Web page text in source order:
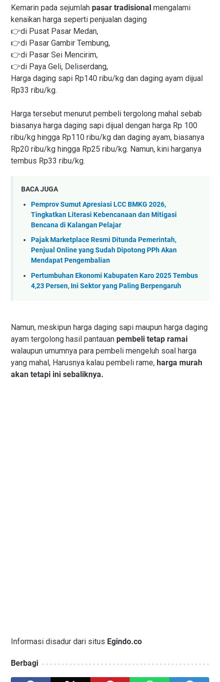
Kemarin pada sejumlah pasar tradisional mengalami
kenaikan harga seperti penjualan daging
👉di Pusat Pasar Medan,
👉di Pasar Gambir Tembung,
👉di Pasar Sei Mencirim,
👉di Paya Geli, Deliserdang,
Harga daging sapi Rp140 ribu/kg dan daging ayam dijual
Rp33 ribu/kg.
Harga tersebut menurut pembeli tergolong mahal sebab
biasanya harga daging sapi dijual dengan harga Rp 100
ribu/kg hingga Rp110 ribu/kg dan daging ayam, biasanya
Rp20 ribu/kg hingga Rp25 ribu/kg. Namun, kini harganya
tembus Rp33 ribu/kg.
BACA JUGA
Pemprov Sumut Apresiasi LCC BMKG 2026,
Tingkatkan Literasi Kebencanaan dan Mitigasi
Bencana di Kalangan Pelajar
Pajak Marketplace Resmi Ditunda Pemerintah,
Penjual Online yang Sudah Dipotong PPh Akan
Mendapat Pengembalian
Pertumbuhan Ekonomi Kabupaten Karo 2025 Tembus
4,23 Persen, Ini Sektor yang Paling Berpengaruh
Namun, meskipun harga daging sapi maupun harga daging
ayam tergolong hasil pantauan pembeli tetap ramai
walaupun umumnya para pembeli mengeluh soal harga
yang mahal, Harusnya kalau pembeli rame, harga murah
akan tetapi ini sebaliknya.
Informasi disadur dari situs Egindo.co
Berbagi